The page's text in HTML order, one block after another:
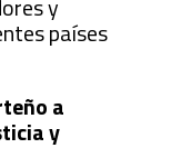
y
países
a
y